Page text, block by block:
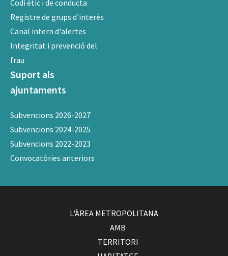
Codi ètic i de conducta
Registre de grups d'interès
Canal intern d'alertes
Integritat i prevenció del
frau
Suport als
ajuntaments
Subvencions 2026-2027
Subvencions 2024-2025
Subvencions 2022-2023
Convocatòries anteriors
L'ÀREA METROPOLITANA
AMB
TERRITORI